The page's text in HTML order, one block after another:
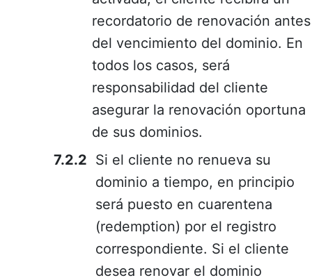
recordatorio de renovación antes
del vencimiento del dominio. En
todos los casos, será
responsabilidad del cliente
asegurar la renovación oportuna
de sus dominios.
Si el cliente no renueva su
dominio a tiempo, en principio
será puesto en cuarentena
(redemption) por el registro
correspondiente. Si el cliente
desea renovar el dominio